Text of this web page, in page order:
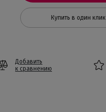
Купить в один клик
Добавить
к сравнению